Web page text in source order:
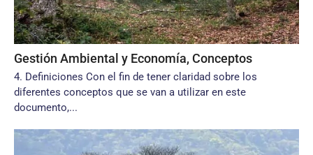
Gestión Ambiental y Economía, Conceptos
4. Definiciones Con el fin de tener claridad sobre los
diferentes conceptos que se van a utilizar en este
documento,...